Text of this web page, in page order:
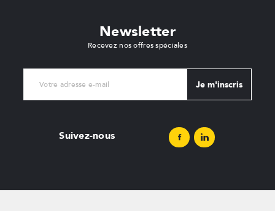
Newsletter
Recevez nos offres spéciales
Je m'inscris
Suivez-nous